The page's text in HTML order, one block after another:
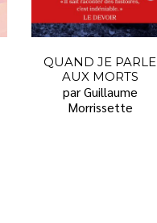
QUAND JE PARLE
AUX MORTS
par Guillaume
Morrissette